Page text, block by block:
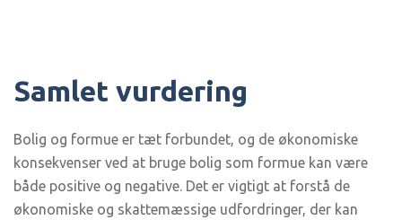
Samlet vurdering
Bolig og formue er tæt forbundet, og de økonomiske
konsekvenser ved at bruge bolig som formue kan være
både positive og negative. Det er vigtigt at forstå de
økonomiske og skattemæssige udfordringer, der kan